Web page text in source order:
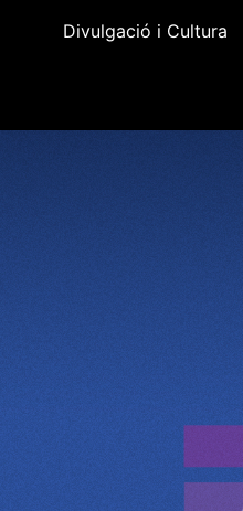
Divulgació i Cultura